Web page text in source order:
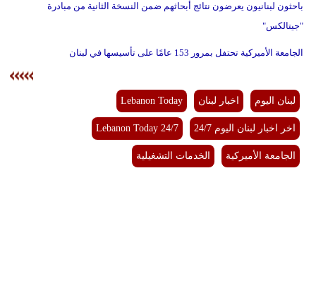
باحثون لبنانيون يعرضون نتائج أبحاثهم ضمن النسخة الثانية من مبادرة
"جيتالكس"
الجامعة الأميركية تحتفل بمرور 153 عامًا على تأسيسها في لبنان
لبنان اليوم اخبار لبنان Lebanon Today
اخر اخبار لبنان اليوم 24/7 Lebanon Today 24/7
الجامعة الأميركية الخدمات التشغيلية